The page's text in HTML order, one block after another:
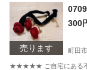
東京 町田市
売ります
300
町田市
★★★★★ ご自宅にある不